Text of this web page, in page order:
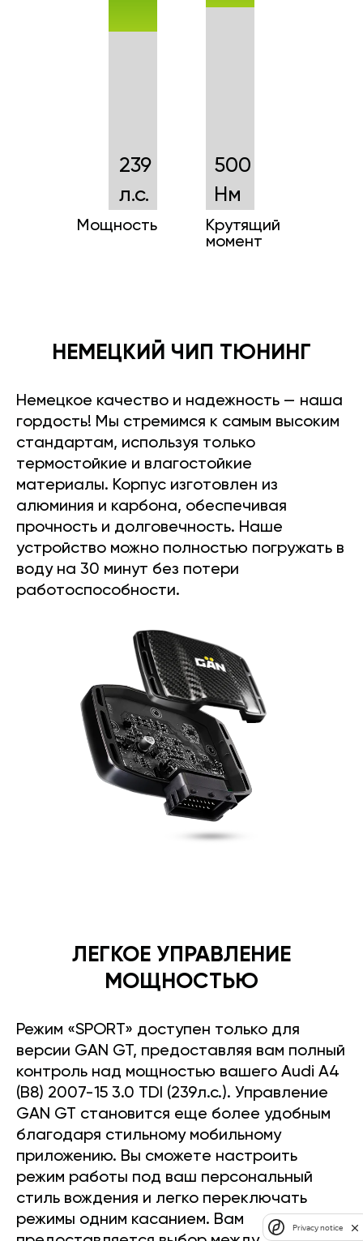
239
л.с.
Мощность
500
Нм
Крутящий
момент
НЕМЕЦКИЙ ЧИП ТЮНИНГ
Немецкое качество и надежность — наша
гордость! Мы стремимся к самым высоким
стандартам, используя только
термостойкие и влагостойкие
материалы. Корпус изготовлен из
алюминия и карбона, обеспечивая
прочность и долговечность. Наше
устройство можно полностью погружать в
воду на 30 минут без потери
работоспособности.
ЛЕГКОЕ УПРАВЛЕНИЕ
МОЩНОСТЬЮ
Режим «SPORT» доступен только для
версии GAN GT, предоставляя вам полный
контроль над мощностью вашего Audi A4
(B8) 2007-15 3.0 TDI (239л.с.). Управление
GAN GT становится еще более удобным
благодаря стильному мобильному
приложению. Вы сможете настроить
режим работы под ваш персональный
стиль вождения и легко переключать
режимы одним касанием. Вам
Privacy notice